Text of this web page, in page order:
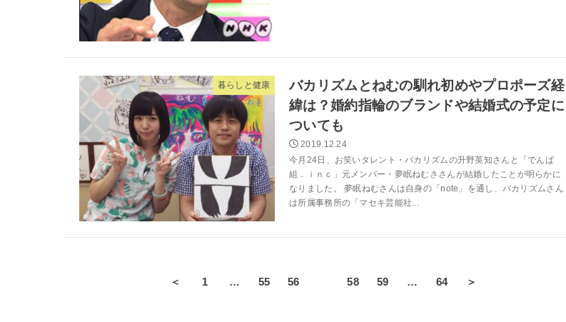
暮らしと健康
バカリズムとねむの馴れ初めやプロポーズ経
緯は？婚約指輪のブランドや結婚式の予定に
ついても
2019.12.24
今月24日、お笑いタレント・バカリズムの升野英知さんと「でんぱ
組．ｉｎｃ」元メンバー・夢眠ねむささんが結婚したことが明らかに
なりました。 夢眠ねむさんは自身の「note」を通し、バカリズムさん
は所属事務所の「マセキ芸能社...
＜ 1 … 55 56 58 59 … 64 ＞